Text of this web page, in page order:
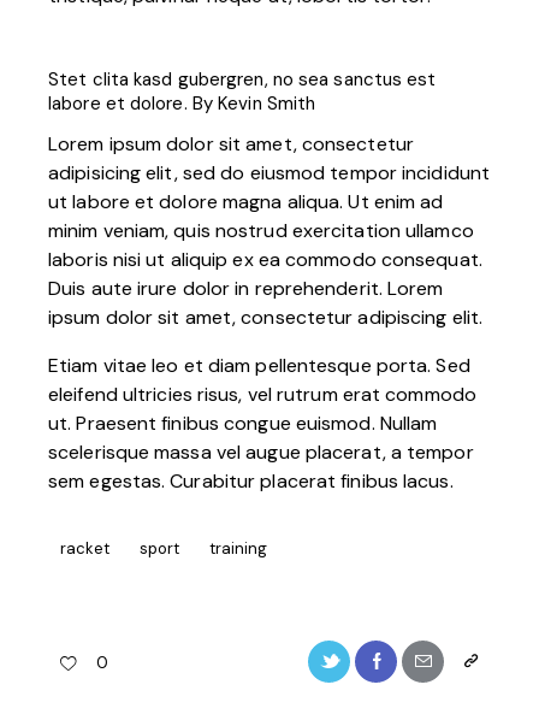
Stet clita kasd gubergren, no sea sanctus est
labore et dolore. ByKevin Smith
Lorem ipsum dolor sit amet, consectetur
adipisicing elit, sed do eiusmod tempor incididunt
ut labore et dolore magna aliqua. Ut enim ad
minim veniam, quis nostrud exercitation ullamco
laboris nisi ut aliquip ex ea commodo consequat.
Duis aute irure dolor in reprehenderit. Lorem
ipsum dolor sit amet, consectetur adipiscing elit.
Etiam vitae leo et diam pellentesque porta. Sed
eleifend ultricies risus, vel rutrum erat commodo
ut. Praesent finibus congue euismod. Nullam
scelerisque massa vel augue placerat, a tempor
sem egestas. Curabitur placerat finibus lacus.
racket sport training
0
Twitter-FacebookShare- Copy